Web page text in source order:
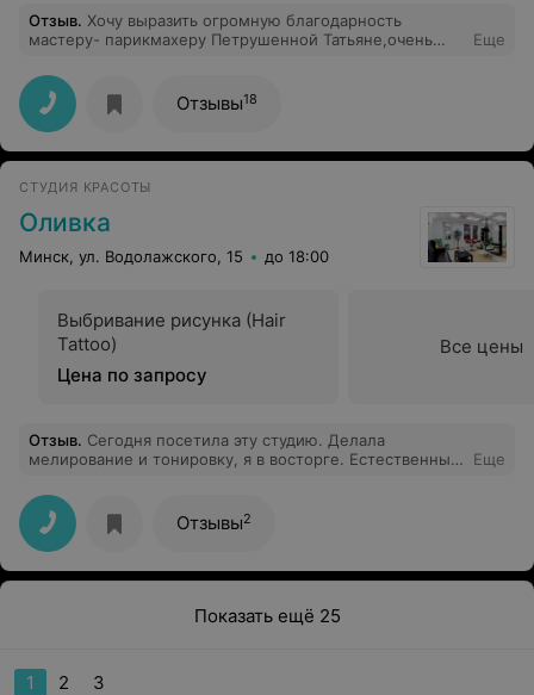
Отзыв. Хочу выразить огромную благодарность
мастеру- парикмахеру Петрушенной Татьяне,очень
выражаю свою благодарность мастеру по педикюру
Григорьевой Марине,знает толк в своей
работе.Побольше таких мастеров.Всем буду
рекомендовать их,и эту парикмахерскую) Осталась
очень довольна)
Еще
Отзывы18
СТУДИЯ КРАСОТЫ
Оливка
Минск, ул. Водолажского, 15 до 18:00
Выбривание рисунка (Hair
Tattoo)
Цена по запросу
Все цены
Отзыв. Сегодня посетила эту студию. Делала
мелирование и тонировку, я в восторге. Естественный
салона. Пока ожидала время предложит выпить
чашечку кофе, и послушать музыку. Обстановка
располагающая,все выдержано в одном стиле.
Следующий раз буду записываться к тому же мастеру
уже и на стрижку.
Еще
Отзывы2
Показать ещё 25
1 2 3